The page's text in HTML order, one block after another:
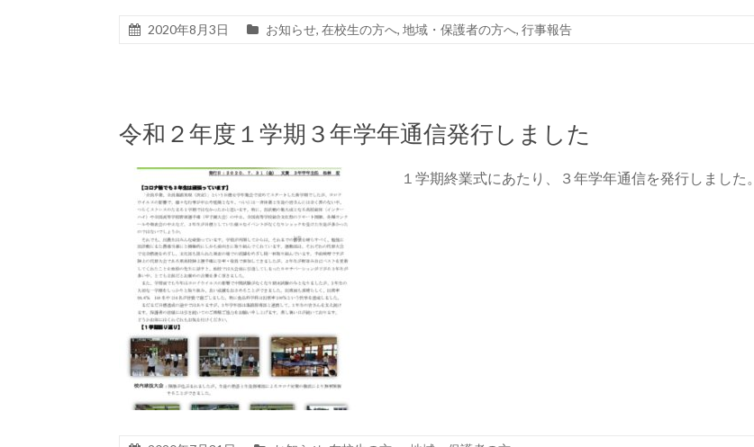
2020年8月3日 お知らせ, 在校生の方へ, 地域・保護者の方へ, 行事報告
令和２年度１学期３年学年通信発行しました
１学期終業式にあたり、３年学年通信を発行しました。